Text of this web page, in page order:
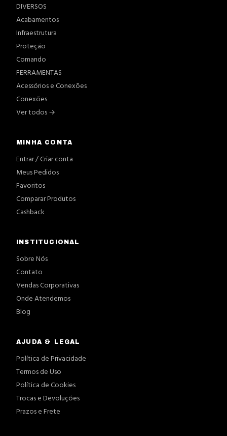
DIVERSOS
Acabamentos
Infraestrutura
Proteção
Comando
FERRAMENTAS
Acessórios e Conexões
Conexões
Ver todos →
MINHA CONTA
Entrar / Criar conta
Meus Pedidos
Favoritos
Comparar Produtos
Cashback
INSTITUCIONAL
Sobre Nós
Contato
Vendas Corporativas
Onde Atendemos
Blog
AJUDA & LEGAL
Política de Privacidade
Termos de Uso
Política de Cookies
Trocas e Devoluções
Prazos e Frete